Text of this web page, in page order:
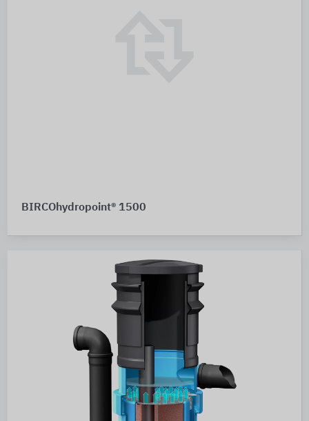
BIRCOhydropoint® 1500